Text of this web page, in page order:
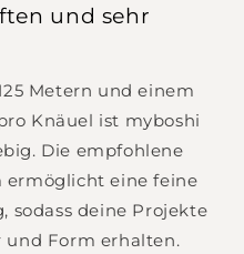
und sehr
Metern und einem
Knäuel ist myboshi
Die empfohlene
ermöglicht eine feine
sodass deine Projekte
Form erhalten.